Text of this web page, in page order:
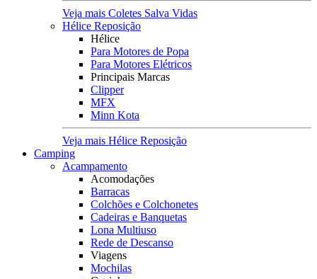
Veja mais Coletes Salva Vidas
Hélice Reposição
Hélice
Para Motores de Popa
Para Motores Elétricos
Principais Marcas
Clipper
MFX
Minn Kota
Veja mais Hélice Reposição
Camping
Acampamento
Acomodações
Barracas
Colchões e Colchonetes
Cadeiras e Banquetas
Lona Multiuso
Rede de Descanso
Viagens
Mochilas